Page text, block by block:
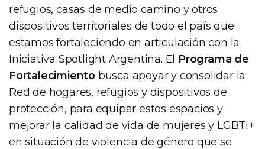
refugios, casas de medio camino y otros
dispositivos territoriales de todo el país que
estamos fortaleciendo en articulación con la
Iniciativa Spotlight Argentina. El Programa de
Fortalecimiento busca apoyar y consolidar la
Red de hogares, refugios y dispositivos de
protección, para equipar estos espacios y
mejorar la calidad de vida de mujeres y LGBTI+
en situación de violencia de género que se